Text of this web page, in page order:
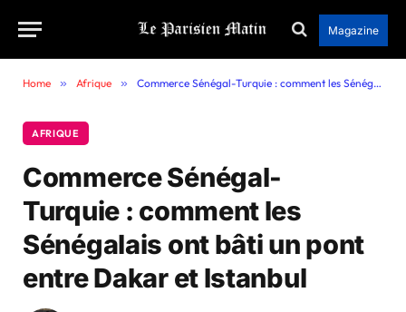
Magazine
Home » Afrique » Commerce Sénégal-Turquie : comment les Sénégalais ont bâti un pont entre Dakar et Istanbul
AFRIQUE
Commerce Sénégal-
Turquie : comment les
Sénégalais ont bâti un pont
entre Dakar et Istanbul